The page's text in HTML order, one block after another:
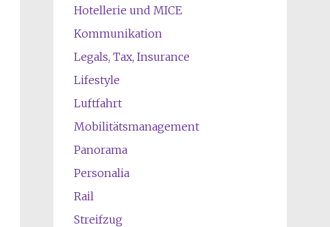
Hotellerie und MICE
Kommunikation
Legals, Tax, Insurance
Lifestyle
Luftfahrt
Mobilitätsmanagement
Panorama
Personalia
Rail
Streifzug